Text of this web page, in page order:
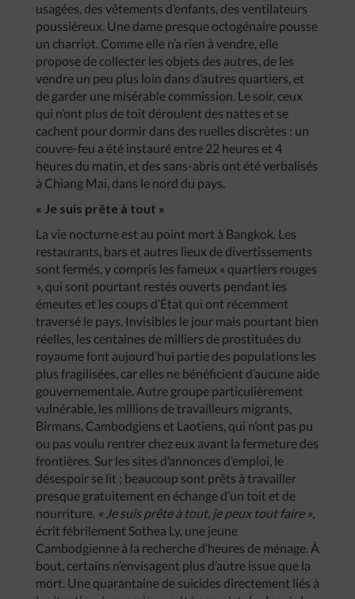
usagées, des vêtements d’enfants, des ventilateurs
poussiéreux. Une dame presque octogénaire pousse
un charriot. Comme elle n’a rien à vendre, elle
propose de collecter les objets des autres, de les
vendre un peu plus loin dans d’autres quartiers, et
de garder une misérable commission. Le soir, ceux
qui n’ont plus de toit déroulent des nattes et se
cachent pour dormir dans des ruelles discrètes : un
couvre-feu a été instauré entre 22 heures et 4
heures du matin, et des sans-abris ont été verbalisés
à Chiang Mai, dans le nord du pays.
« Je suis prête à tout »
La vie nocturne est au point mort à Bangkok. Les
restaurants, bars et autres lieux de divertissements
sont fermés, y compris les fameux « quartiers rouges
», qui sont pourtant restés ouverts pendant les
émeutes et les coups d’État qui ont récemment
traversé le pays. Invisibles le jour mais pourtant bien
réelles, les centaines de milliers de prostituées du
royaume font aujourd’hui partie des populations les
plus fragilisées, car elles ne bénéficient d’aucune aide
gouvernementale. Autre groupe particulièrement
vulnérable, les millions de travailleurs migrants,
Birmans, Cambodgiens et Laotiens, qui n’ont pas pu
ou pas voulu rentrer chez eux avant la fermeture des
frontières. Sur les sites d’annonces d’emploi, le
désespoir se lit ; beaucoup sont prêts à travailler
presque gratuitement en échange d’un toit et de
nourriture. « Je suis prête à tout, je peux tout faire »,
écrit fébrilement Sothea Ly, une jeune
Cambodgienne à la recherche d’heures de ménage. À
bout, certains n’envisagent plus d’autre issue que la
mort. Une quarantaine de suicides directement liés à